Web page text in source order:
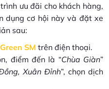
ưu đãi cho khách hàng,
dụng cơ hội này và đặt xe
sau:
SM trên điện thoại.
điểm đến là “Chùa Giàn”
Xuân Đỉnh”, chọn dịch